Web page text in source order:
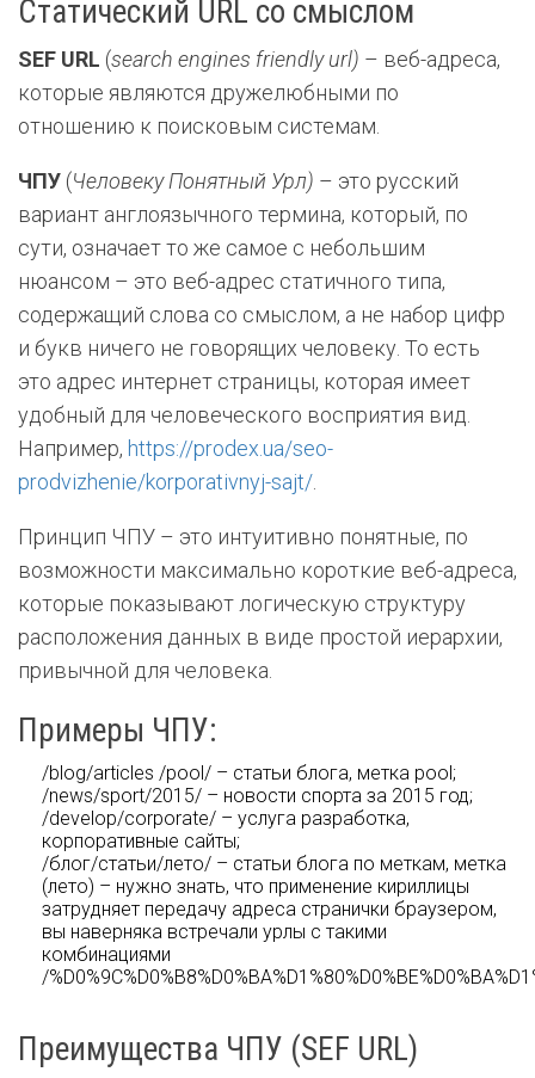
Cтатический URL со смыслом
SEF URL (search engines friendly url) – веб-адреса,
которые являются дружелюбными по
отношению к поисковым системам.
ЧПУ (Человеку Понятный Урл) – это русский
вариант англоязычного термина, который, по
сути, означает то же самое с небольшим
нюансом – это веб-адрес статичного типа,
содержащий слова со смыслом, а не набор цифр
и букв ничего не говорящих человеку. То есть
это адрес интернет страницы, которая имеет
удобный для человеческого восприятия вид.
Например, https://prodex.ua/seo-
prodvizhenie/korporativnyj-sajt/
Принцип ЧПУ – это интуитивно понятные, по
возможности максимально короткие веб-адреса,
которые показывают логическую структуру
расположения данных в виде простой иерархии,
привычной для человека.
Примеры ЧПУ:
/blog/articles /pool/ – статьи блога, метка pool;
/news/sport/2015/ – новости спорта за 2015 год;
/develop/corporate/ – услуга разработка,
корпоративные сайты;
/блог/статьи/лето/ – статьи блога по меткам, метка
(лето) – нужно знать, что применение кириллицы
затрудняет передачу адреса странички браузером,
вы наверняка встречали урлы с такими
комбинациями
/
Преимущества ЧПУ (SEF URL)